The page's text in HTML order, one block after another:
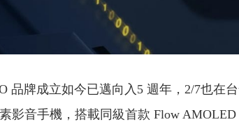
牌成立如今已邁向入5 週年，2/7也在台
影音手機，搭載同級首款 Flow